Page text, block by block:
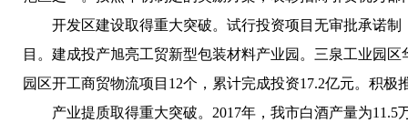
开发区建设取得重大突破。 试行投资项目无审批承诺制
目。建成投产旭亮工贸新型包装材料产业园。三泉工业园
园区开工商贸物流项目12个，累计完成投资17.2亿元。积
产业提质取得重大突破。 2017年，我市白酒产量为11.5